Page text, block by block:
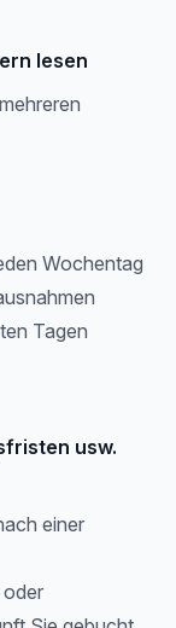
lesen
Wochentag
Tagen
usw.
einer